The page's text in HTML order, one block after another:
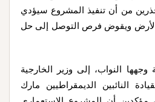
من أن تنفيذ المشروع سيؤدي
ويقوض فرص التوصل إلى حل
النواب، إلى وزير الخارجية
النائبين الديمقراطيين مارك